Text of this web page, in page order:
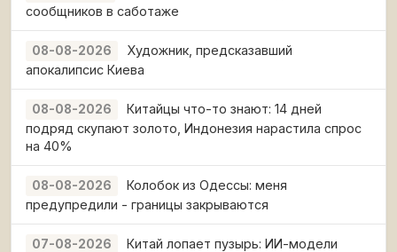
сообщников в саботаже
08-08-2026
Художник, предсказавший
апокалипсис Киева
08-08-2026
Китайцы что-то знают: 14 дней
подряд скупают золото, Индонезия нарастила спрос
на 40%
08-08-2026
Колобок из Одессы: меня
предупредили - границы закрываются
07-08-2026
Китай лопает пузырь: ИИ-модели